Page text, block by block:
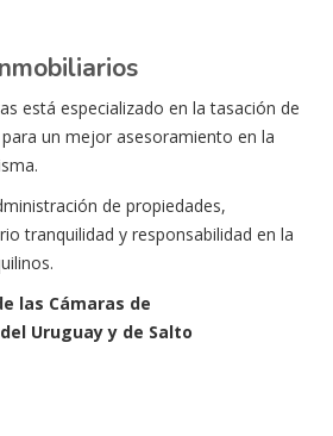
está especializado en la tasación de
un mejor asesoramiento en la
de propiedades,
tranquilidad y responsabilidad en la
las Cámaras de
Uruguay y de Salto